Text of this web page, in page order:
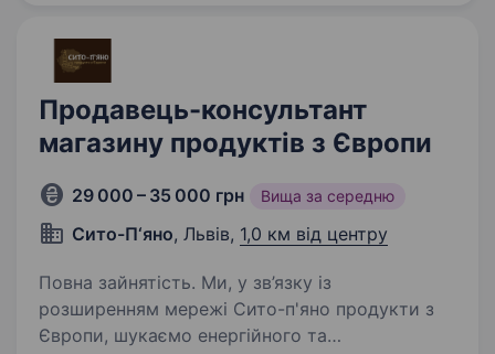
Люб’язне обслуговування…
Продавець-консультант
магазину продуктів з Європи
29 000 – 35 000 грн Вища за середню
Сито-П‘яно, Львів, 1,0 км від центру
Повна зайнятість. Ми, у зв’язку із
розширенням мережі Сито-п'яно продукти з
Європи, шукаємо енергійного та